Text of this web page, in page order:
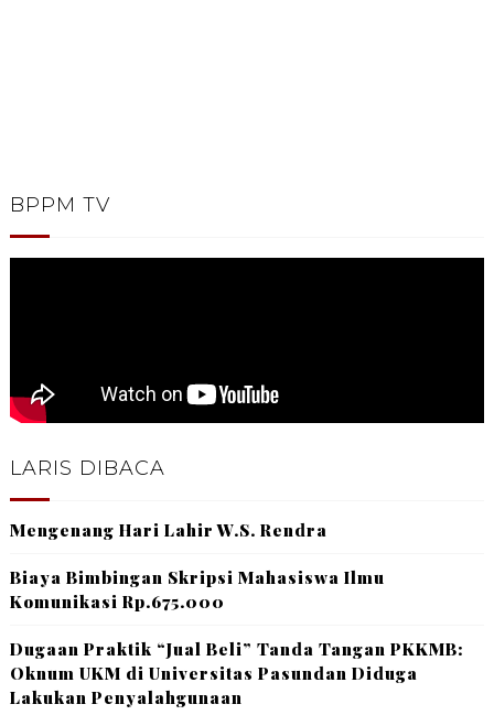
BPPM TV
LARIS DIBACA
Mengenang Hari Lahir W.S. Rendra
Biaya Bimbingan Skripsi Mahasiswa Ilmu
Komunikasi Rp.675.000
Dugaan Praktik “Jual Beli” Tanda Tangan PKKMB:
Oknum UKM di Universitas Pasundan Diduga
Lakukan Penyalahgunaan